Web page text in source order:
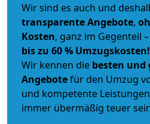
Wir sind es auch und
transparente Angebote,
Kosten, ganz im Gegenteil
bis zu 60 % Umzugskosten!
Wir kennen die besten
Angebotefür den Umzug
und kompetente
immer übermäßig teuer